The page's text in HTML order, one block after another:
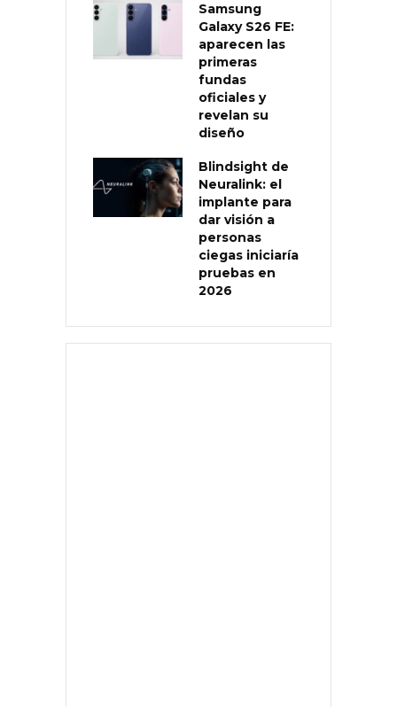
Samsung
Galaxy S26 FE:
aparecen las
primeras
fundas
oficiales y
revelan su
diseño
Blindsight de
Neuralink: el
implante para
dar visión a
personas
ciegas iniciaría
pruebas en
2026